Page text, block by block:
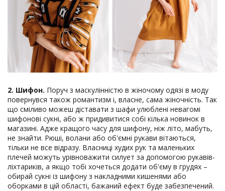
2. Шифон. Поруч з маскулінністю в жіночому одязі в моду
повернувся також романтизм і, власне, сама жіночність. Так
що сміливо можеш діставати з шафи улюблені невагомі
шифонові сукні, або ж придивитися собі кілька новинок в
магазині. Адже кращого часу для шифону, ніж літо, мабуть,
не знайти. Рюші, волани або об'ємні рукави вітаються,
тільки не все відразу. Власниці худих рук та маленьких
плечей можуть урівноважити силует за допомогою рукавів-
ліхтариків, а якщо тобі хочеться додати об'єму в грудях –
обирай сукні із шифону з накладними кишенями або
оборками в цій області, бажаний ефект буде забезпечений.